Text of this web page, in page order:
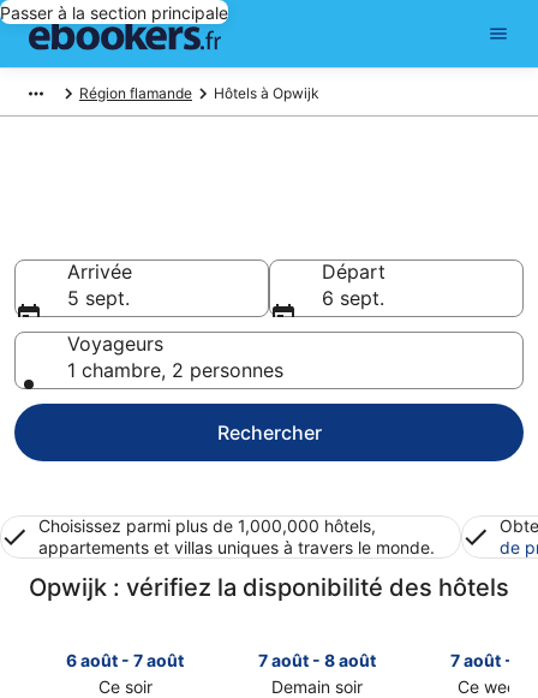
Passer à la section principale
Région flamande Hôtels à Opwijk
Arrivée
5 sept.
Départ
6 sept.
Voyageurs
1 chambre, 2 personnes
Rechercher
Choisissez parmi plus de 1,000,000 hôtels,
appartements et villas uniques à travers le monde.
de
Opwijk : vérifiez la disponibilité des hôtels
6 août - 7 août
Ce soir
7 août - 8 août
Demain soir
7 août - 9
Ce week-